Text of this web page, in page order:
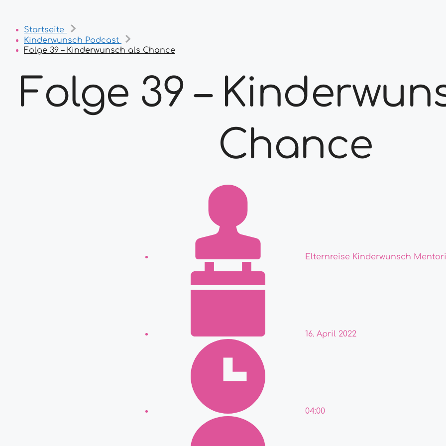
Startseite
Kinderwunsch Podcast
Folge 39 – Kinderwunsch als Chance
Folge 39 –
Chance
Elternreise Kinderwunsch
16. April 2022
04:00